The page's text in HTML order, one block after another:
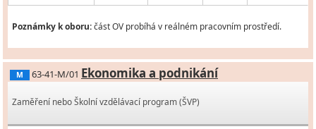
Poznámky k oboru:část OV probíhá v reálném pracovním prostředí.
M 63-41-M/01 Ekonomika a podnikání
Zaměření nebo Školní vzdělávací program (ŠVP)